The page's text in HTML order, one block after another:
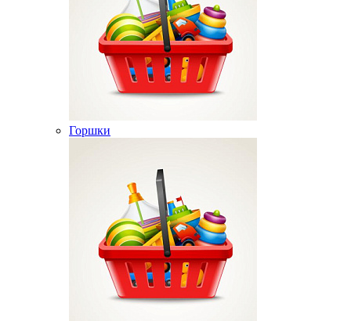
Горшки